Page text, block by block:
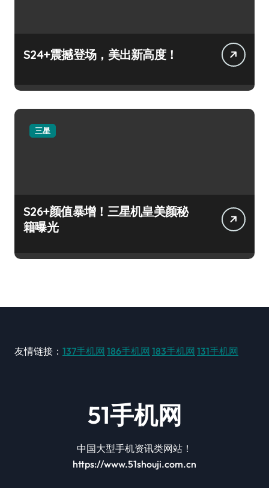
S24+震撼登场，美出新高度！
三星
S26+颜值暴增！三星机皇美颜秘
籍曝光
友情链接： 137手机网 186手机网 183手机网 131手机网
51手机网
中国大型手机资讯类网站！
https://www.51shouji.com.cn